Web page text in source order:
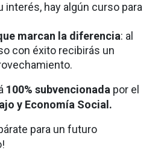
interés, hay algún curso para
marcan la diferencia: al
con éxito recibirás un
100% subvencionada por el
y Economía Social.
para un futuro